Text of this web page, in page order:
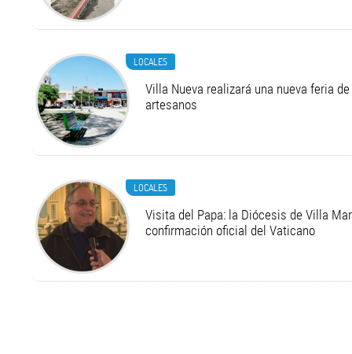
LOCALES
Villa Nueva realizará una nueva feria
artesanos
LOCALES
Visita del Papa: la Diócesis de Villa
confirmación oficial del Vaticano